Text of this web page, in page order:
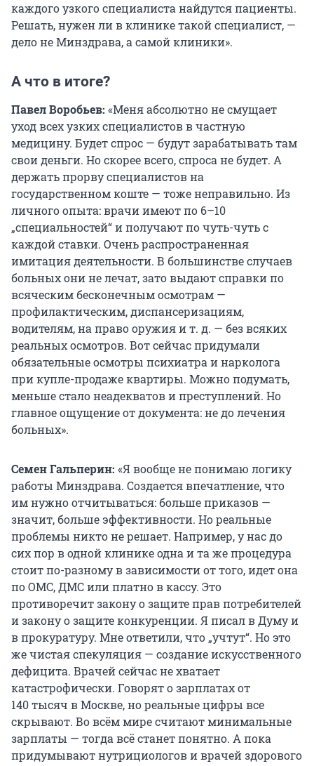
каждого узкого специалиста найдутся пациенты.
Решать, нужен ли в клинике такой специалист, —
дело не Минздрава, а самой клиники».
А что в итоге?
Павел Воробьев: «Меня абсолютно не смущает
уход всех узких специалистов в частную
медицину. Будет спрос — будут зарабатывать там
свои деньги. Но скорее всего, спроса не будет. А
держать прорву специалистов на
государственном коште — тоже неправильно. Из
личного опыта: врачи имеют по 6–10
„специальностей“ и получают по чуть-чуть с
каждой ставки. Очень распространенная
имитация деятельности. В большинстве случаев
больных они не лечат, зато выдают справки по
всяческим бесконечным осмотрам —
профилактическим, диспансеризациям,
водителям, на право оружияи т. д. — без всяких
реальных осмотров. Вот сейчас придумали
обязательные осмотры психиатра и нарколога
при купле-продаже квартиры. Можно подумать,
меньше стало неадекватов и преступлений. Но
главное ощущение от документа: не до лечения
больных».
Семен Гальперин: «Я вообще не понимаю логику
работы Минздрава. Создается впечатление, что
им нужно отчитываться: больше приказов —
значит, больше эффективности. Но реальные
проблемы никто не решает. Например, у нас до
сих пор в одной клинике одна и та же процедура
стоит по-разному в зависимости от того, идет она
по ОМС, ДМС или платно в кассу. Это
противоречит закону о защите прав потребителей
и закону о защите конкуренции. Я писал в Думу и
в прокуратуру. Мне ответили, что „учтут“. Но это
же чистая спекуляция — создание искусственного
дефицита. Врачей сейчас не хватает
катастрофически. Говорят о зарплатах от
140тысяч в Москве, но реальные цифры все
скрывают. Во всём мире считают минимальные
зарплаты — тогда всё станет понятно. А пока
придумывают нутрициологов и врачей здорового